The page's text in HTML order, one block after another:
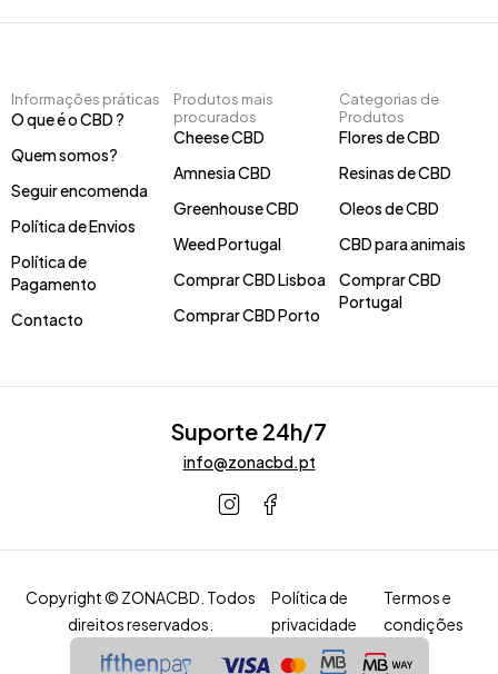
Informações práticas
O que é o CBD ?
Quem somos?
Seguir encomenda
Política de Envios
Política de
Pagamento
Contacto
Produtos mais
procurados
Cheese CBD
Amnesia CBD
Greenhouse CBD
Weed Portugal
Comprar CBD Lisboa
Comprar CBD Porto
Categorias de
Produtos
Flores de CBD
Resinas de CBD
Oleos de CBD
CBD para animais
Comprar CBD
Portugal
Suporte 24h/7
info@zonacbd.pt
Copyright © ZONACBD. Todos
direitos reservados.
Política de
privacidade
Termos e
condições